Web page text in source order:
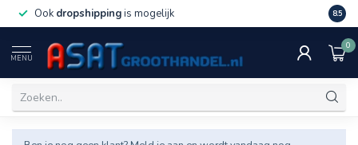
Ook dropshippingis mogelijk Veel
8.5
MENU
0